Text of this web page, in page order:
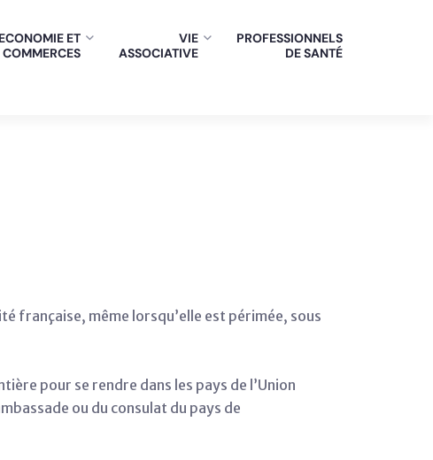
ECONOMIE ET
COMMERCES
VIE
ASSOCIATIVE
PROFESSIONNELS
DE SANTÉ
française, même lorsqu’elle est périmée, sous
pour se rendre dans les pays de l’Union
ou du consulat du pays de